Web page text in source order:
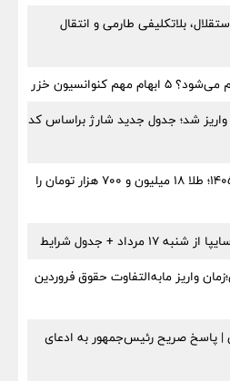
بلاتکلیفی طارمی و انتقال
کنوانسیون خزر
واریز شد؛ جدول جدید شارژ براساس کد
قیمت طلا امروز ۱۵ مرداد ۱۴۰۵؛ طلا ۱۸ میلیون و ۷۰۰ هزار تومان را
واریز مابه‌التفاوت حقوق فروردین
| پاسخ صریح رئیس‌جمهور به ادعای